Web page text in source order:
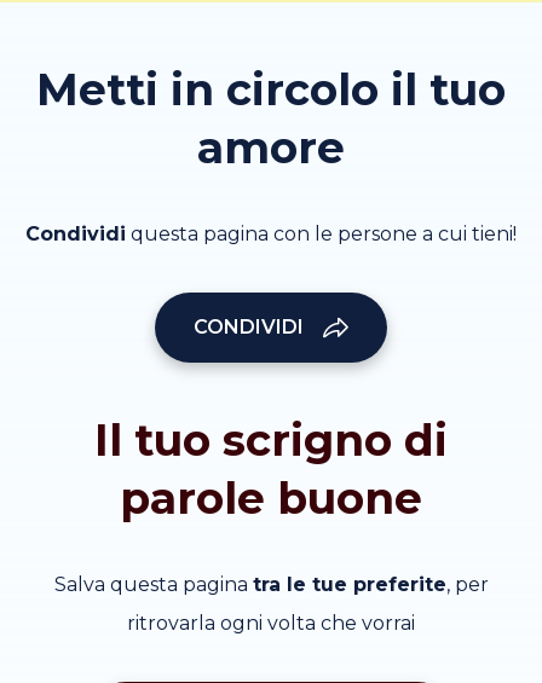
Metti in circolo il tuo
amore
Condividi questa pagina con le persone a cui tieni!
CONDIVIDI
Il tuo scrigno di
parole buone
Salva questa pagina tra le tue preferite, per
ritrovarla ogni volta che vorrai